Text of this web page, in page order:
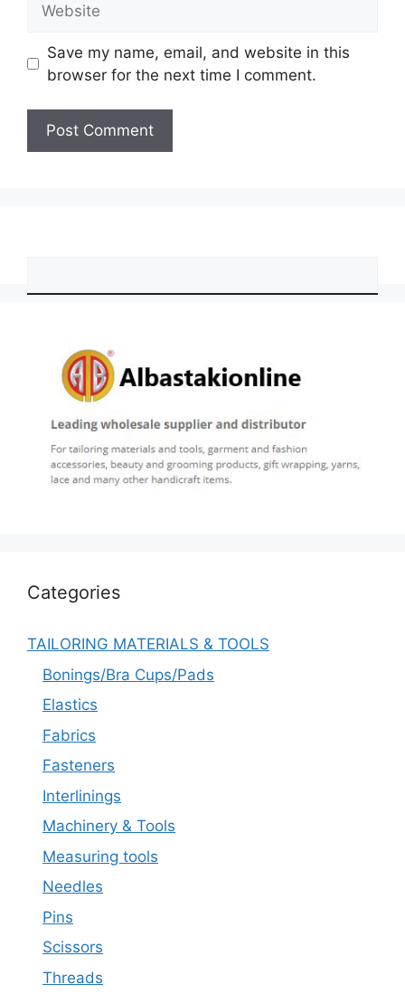
Save my name, email, and website in this
browser for the next time I comment.
Categories
TAILORING MATERIALS & TOOLS
Bonings/Bra Cups/Pads
Elastics
Fabrics
Fasteners
Interlinings
Machinery & Tools
Measuring tools
Needles
Pins
Scissors
Threads